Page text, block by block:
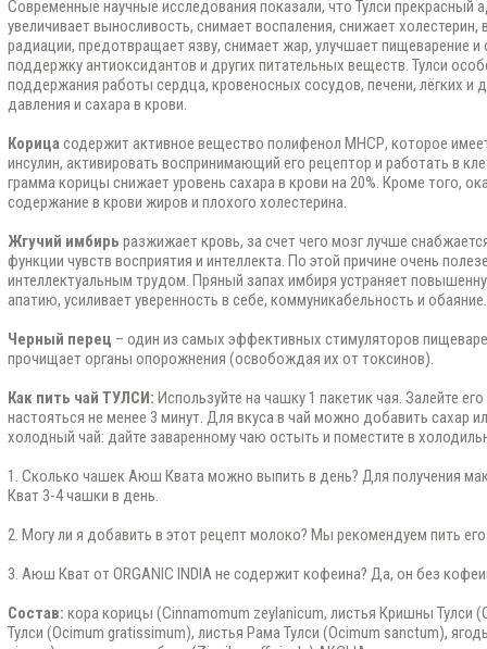
Современные научные исследования показали, что Тулси прекрасный
увеличивает выносливость, снимает воспаления, снижает
радиации, предотвращает язву, снимает жар, улучшает пищеварение и
поддержку антиоксидантов и других питательных веществ. Тулси
поддержания работы сердца, кровеносных сосудов, печени, лёгких и
давления и сахара в крови.
Корицасодержит активное вещество полифенол МНСР, которое
инсулин, активировать воспринимающий его рецептор и работать в
грамма корицы снижает уровень сахара в крови на 20%. Кроме того,
содержание в крови жиров и плохого холестерина.
Жгучий имбирь разжижает кровь, за счет чего мозг лучше
функции чувств восприятия и интеллекта. По этой причине очень
интеллектуальным трудом. Пряный запах имбиря устраняет
апатию, усиливает уверенность в себе, коммуникабельность и обаяние.
Черный перец – один из самых эффективных стимуляторов
прочищает органы опорожнения (освобождая их от токсинов).
Как пить чай ТУЛСИ: Используйте на чашку 1 пакетик чая. Залейте
настояться не менее 3 минут. Для вкуса в чай можно добавить сахар
холодный чай: дайте заваренному чаю остыть и поместите в
1. Сколько чашек Аюш Квата можно выпить в день? Для получения
Кват 3-4 чашки в день.
2. Могу ли я добавить в этот рецепт молоко? Мы рекомендуем пить
3. Аюш Кват от ORGANIC INDIA не содержит кофеина? Да, он без
Состав: кора корицы (Cinnamomum zeylanicum, листья Кришны Тулси
Тулси (Ocimum gratissimum), листья Рама Тулси (Ocimum sanctum),